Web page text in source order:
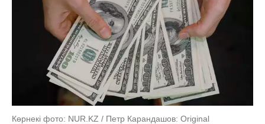
Көрнекі фото: NUR.KZ / Петр Карандашов: Original